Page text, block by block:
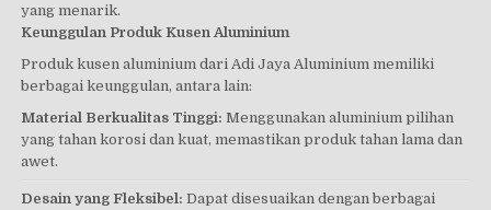
yang menarik.
Keunggulan Produk Kusen Aluminium
Produk kusen aluminium dari Adi Jaya Aluminium memiliki
berbagai keunggulan, antara lain:
Material Berkualitas Tinggi: Menggunakan aluminium pilihan
yang tahan korosi dan kuat, memastikan produk tahan lama dan
awet.
Desain yang Fleksibel: Dapat disesuaikan dengan berbagai